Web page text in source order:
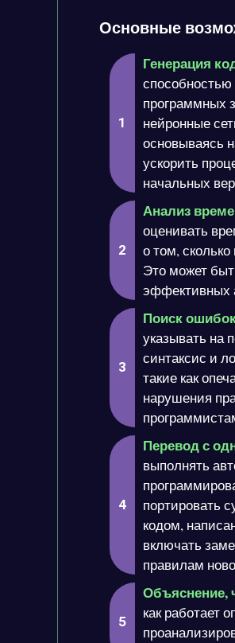
Основные
Генерация
способностью
программных
нейронные
основываясь
ускорить
начальных
Анализ
оценивать
о том,
Это может
эффективных
Поиск
указывать на
синтаксис и
такие как
нарушения
Перевод с
выполнять
портировать
кодом,
включать
правилам
Объяснение,
как работает